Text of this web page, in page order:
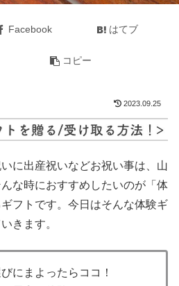
Facebook はてブ
コピー
2023.09.25
に出産祝いなどお祝い事は、山
な時におすすめしたいのが「体
フトです。今日はそんな体験ギ
きます。
にまよったらココ！